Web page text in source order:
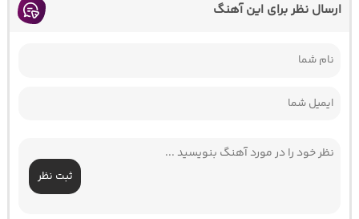
ارسال نظر برای این آهنگ
ثبت نظر